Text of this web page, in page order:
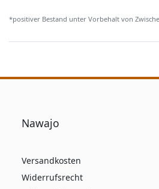
*positiver Bestand unter Vorbehalt von
Nawajo
Versandkosten
Widerrufsrecht